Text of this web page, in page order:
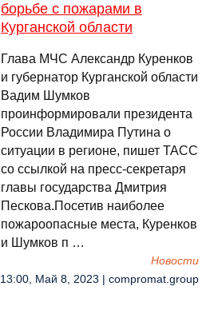
борьбе с пожарами в
Курганской области
Глава МЧС Александр Куренков
и губернатор Курганской области
Вадим Шумков
проинформировали президента
России Владимира Путина о
ситуации в регионе, пишет ТАСС
со ссылкой на пресс-секретаря
главы государства Дмитрия
Пескова.Посетив наиболее
пожароопасные места, Куренков
и Шумков п …
Новости
13:00, Май 8, 2023 | compromat.group